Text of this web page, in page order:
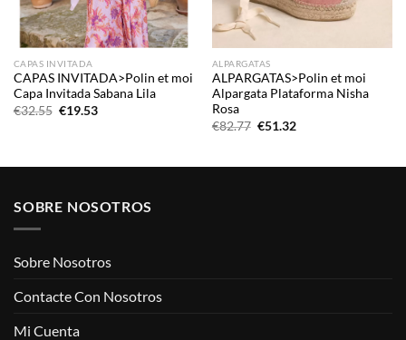
CAPAS INVITADA
CAPAS INVITADA>Polin et moi
Capa Invitada Sabana Lila
€32.55 El
€19.53El
ALPARGATAS
ALPARGATAS>Polin et moi
Alpargata Plataforma Nisha
Rosa
€82.77 El
€82.77.
€51.32El
€51.32.
SOBRE NOSOTROS
Sobre Nosotros
Contacte Con Nosotros
Mi Cuenta